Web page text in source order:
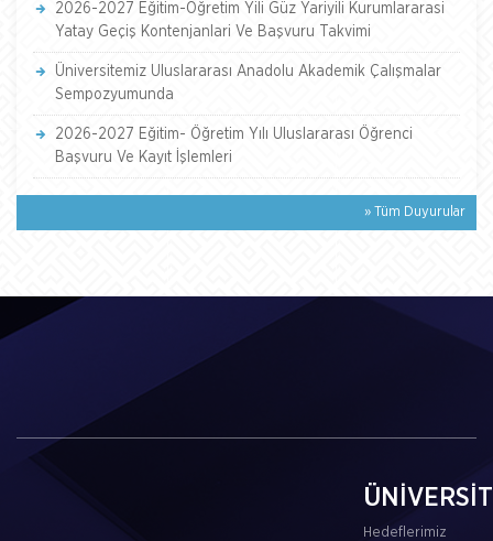
2026-2027 Eğitim-Öğretim Yili Güz Yariyili Kurumlararasi
Yatay Geçiş Kontenjanlari Ve Başvuru Takvimi
Üniversitemiz Uluslararası Anadolu Akademik Çalışmalar
Sempozyumunda
2026-2027 Eğitim- Öğretim Yılı Uluslararası Öğrenci
Başvuru Ve Kayıt İşlemleri
» Tüm Duyurular
Hedeflerimiz